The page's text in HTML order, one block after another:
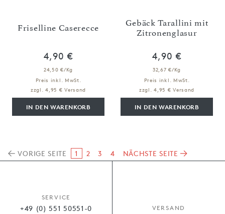
Friselline Caserecce
4,90 €
24,50 €/Kg
Preis inkl. MwSt.
zzgl. 4,95 € Versand
IN DEN WARENKORB
Gebäck Tarallini mit
Zitronenglasur
4,90 €
32,67 €/Kg
Preis inkl. MwSt.
zzgl. 4,95 € Versand
IN DEN WARENKORB
VORIGE SEITE 1 2 3 4 NÄCHSTE SEITE
SERVICE
+49 (0) 551 50551-0 VERSAND